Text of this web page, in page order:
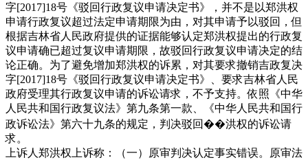
字[2017]18号《驳回行政复议申请决定书》，并不是以郑洪权
申请行政复议超过法定申请期限为由，对其申请予以驳回，但
根据吉林省人民政府提供的证据能够认定郑洪权提出的行政复
议申请确已超过复议申请期限，故驳回行政复议申请决定的结
论正确。为了避免增加郑洪权的诉累，对其要求撤销吉政复决
字[2017]18号《驳回行政复议申请决定书》、要求吉林省人民
政府受理其行政复议申请的诉讼请求，不予支持。依照《中华
人民共和国行政复议法》第九条第一款、《中华人民共和国行
政诉讼法》第六十九条的规定，判决驳回��洪权的诉讼请
求。
上诉人郑洪权上诉称：（一）原审判决认定事实错误。原审法